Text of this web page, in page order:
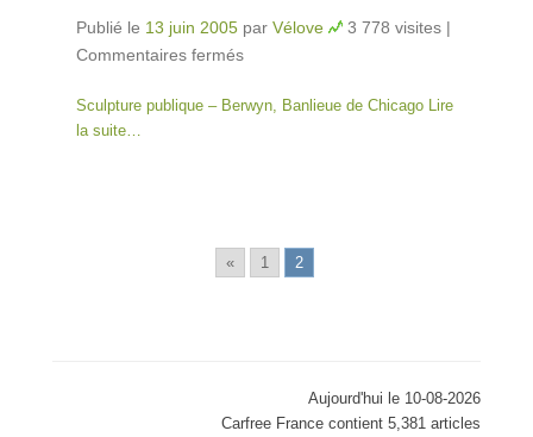
Publié le 13 juin 2005 par Vélove 3 778 visites |
Commentaires fermés
Sculpture publique – Berwyn, Banlieue de Chicago
Lire
la suite…
« 1 2
Aujourd'hui le 10-08-2026
Carfree France contient 5,381 articles